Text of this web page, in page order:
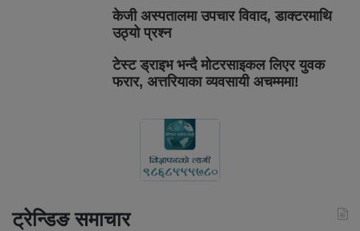
केजी अस्पतालमा उपचार विवाद, डाक्टरमाथि
उठ्यो प्रश्न
टेस्ट ड्राइभ भन्दै मोटरसाइकल लिएर युवक
फरार, अत्तरियाका व्यवसायी अचम्ममा!
ट्रेन्डिङ समाचार